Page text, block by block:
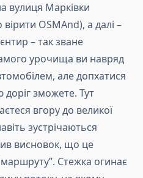
вулиця Марківки
OSMAnd), а далі –
– так зване
урочища ви навряд
але допхатися
зможете. Тут
вгору до великої
зустрічаються
висновок, що це
маршруту”. Стежка огинає